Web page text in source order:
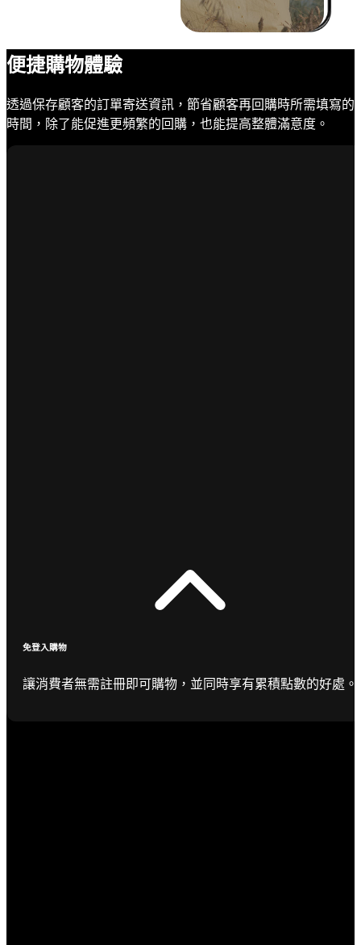
便捷購物體驗
透過保存顧客的訂單寄送資訊，節省顧客再回購時所需填寫的
時間，除了能促進更頻繁的回購，也能提高整體滿意度。
免登入購物
讓消費者無需註冊即可購物，並同時享有累積點數的好處。